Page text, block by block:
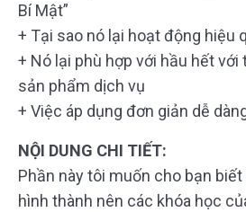
Bí Mật”
+ Tại sao nó lại hoạt động hiệu
+ Nó lại phù hợp với hầu hết
sản phẩm dịch vụ
+ Việc áp dụng đơn giản dễ
NỘI DUNG CHI TIẾT:
Phần này tôi muốn cho bạn
hình thành nên các khóa học